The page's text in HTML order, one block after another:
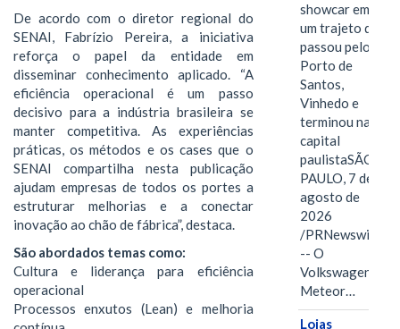
De acordo com o diretor regional do
SENAI, Fabrízio Pereira, a iniciativa
reforça o papel da entidade em
disseminar conhecimento aplicado. “A
eficiência operacional é um passo
decisivo para a indústria brasileira se
manter competitiva. As experiências
práticas, os métodos e os cases que o
SENAI compartilha nesta publicação
ajudam empresas de todos os portes a
estruturar melhorias e a conectar
inovação ao chão de fábrica”, destaca.
São abordados temas como:
Cultura e liderança para eficiência
operacional
Processos enxutos (Lean) e melhoria
showcar em
um trajeto que
passou pelo
Porto de
Santos,
Vinhedo e
terminou na
capital
paulistaSÃO
PAULO, 7 de
agosto de
2026
/PRNewswire/
-- O
Volkswagen
Meteor…
Lojas